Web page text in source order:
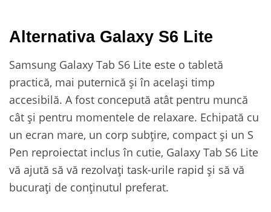
Alternativa Galaxy S6 Lite
Samsung Galaxy Tab S6 Lite este o tabletă
practică, mai puternică și în același timp
accesibilă. A fost concepută atât pentru muncă
cât și pentru momentele de relaxare. Echipată cu
un ecran mare, un corp subțire, compact și un S
Pen reproiectat inclus în cutie, Galaxy Tab S6 Lite
vă ajută să vă rezolvați task-urile rapid și să vă
bucurați de conținutul preferat.